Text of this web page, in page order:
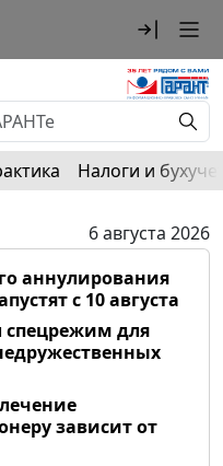
Налоги и
6 августа 2026
аннулирования
с 10 августа
спецрежим для
зависит от